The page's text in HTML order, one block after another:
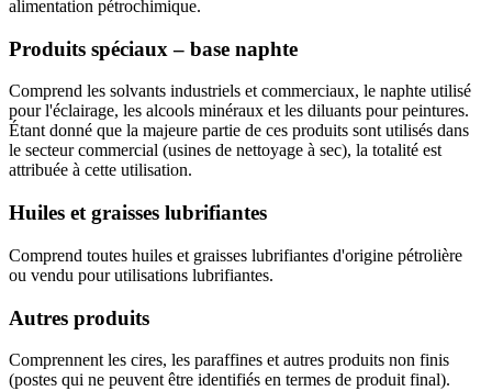
alimentation pétrochimique.
Produits spéciaux – base naphte
Comprend les solvants industriels et commerciaux, le naphte utilisé
pour l'éclairage, les alcools minéraux et les diluants pour peintures.
Étant donné que la majeure partie de ces produits sont utilisés dans
le secteur commercial (usines de nettoyage à sec), la totalité est
attribuée à cette utilisation.
Huiles et graisses lubrifiantes
Comprend toutes huiles et graisses lubrifiantes d'origine pétrolière
ou vendu pour utilisations lubrifiantes.
Autres produits
Comprennent les cires, les paraffines et autres produits non finis
(postes qui ne peuvent être identifiés en termes de produit final).